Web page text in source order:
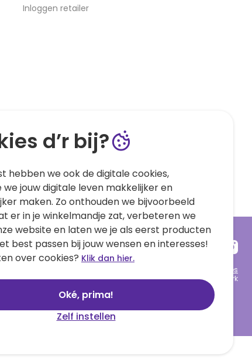
Inloggen retailer
Cookies
© 1999 - 2025 Hallmark
d’r bij?
hebben we ook de digitale cookies,
jouw digitale leven makkelijker en
maken. Zo onthouden we bijvoorbeeld
er in je winkelmandje zat, verbeteren we
website en laten we je als eerst producten
best passen bij jouw wensen en interesses!
over cookies? Klik dan hier.
Oké, prima!
Zelf instellen